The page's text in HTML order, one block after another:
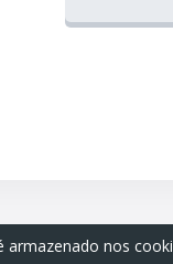
armazenado nos